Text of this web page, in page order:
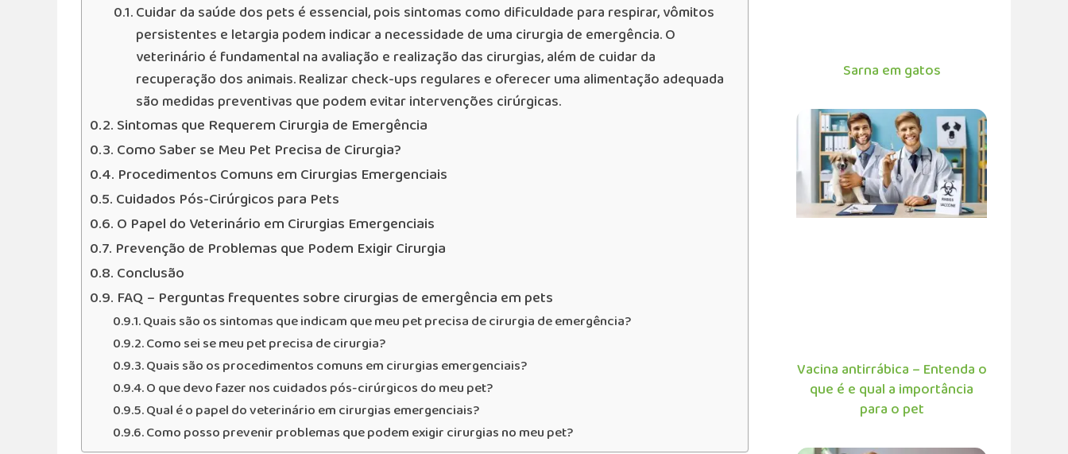
Cuidar da saúde dos pets é essencial, pois sintomas como dificuldade para respirar, vômitos
persistentes e letargia podem indicar a necessidade de uma cirurgia de emergência. O
veterinário é fundamental na avaliação e realização das cirurgias, além de cuidar da
recuperação dos animais. Realizar check-ups regulares e oferecer uma alimentação adequada
são medidas preventivas que podem evitar intervenções cirúrgicas.
Sintomas que Requerem Cirurgia de Emergência
Como Saber se Meu Pet Precisa de Cirurgia?
Procedimentos Comuns em Cirurgias Emergenciais
Cuidados Pós-Cirúrgicos para Pets
O Papel do Veterinário em Cirurgias Emergenciais
Prevenção de Problemas que Podem Exigir Cirurgia
Conclusão
FAQ – Perguntas frequentes sobre cirurgias de emergência em pets
Quais são os sintomas que indicam que meu pet precisa de cirurgia de emergência?
Como sei se meu pet precisa de cirurgia?
Quais são os procedimentos comuns em cirurgias emergenciais?
O que devo fazer nos cuidados pós-cirúrgicos do meu pet?
Qual é o papel do veterinário em cirurgias emergenciais?
Como posso prevenir problemas que podem exigir cirurgias no meu pet?
Sarna em gatos
Vacina antirrábica – Entenda o
que é e qual a importância
para o pet